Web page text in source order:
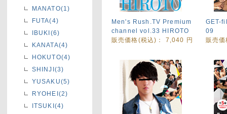
MANATO(1)
FUTA(4)
IBUKI(6)
KANATA(4)
HOKUTO(4)
SHINJI(3)
YUSAKU(5)
RYOHEI(2)
ITSUKI(4)
Men's Rush.TV Premium
channel vol.33 HIROTO
販売価格(税込)： 7,040 円
GET-
09
販売